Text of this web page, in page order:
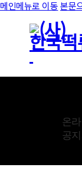
메인메뉴로 이동본문
온
공